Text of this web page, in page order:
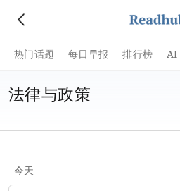
热门话题 每日早报 排行榜 AI
法律与政策
今天